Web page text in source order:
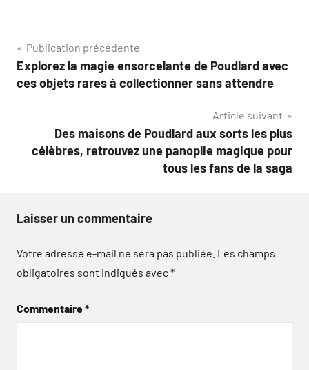
Navigation
de
Publication précédente
Explorez la magie ensorcelante de Poudlard avec
ces objets rares à collectionner sans attendre
Article suivant
Des maisons de Poudlard aux sorts les plus
célèbres, retrouvez une panoplie magique pour
tous les fans de la saga
Laisser un commentaire
Votre adresse e-mail ne sera pas publiée. Les champs
obligatoires sont indiqués avec*
Commentaire*